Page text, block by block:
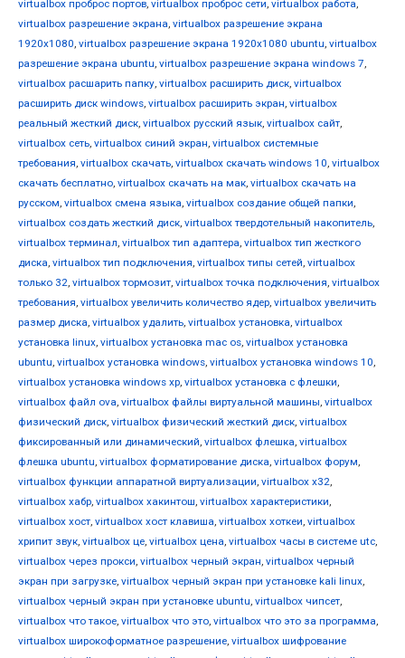
virtualbox проброс портов, virtualbox проброс сети, virtualbox работа,
virtualbox разрешение экрана, virtualbox разрешение экрана
1920x1080, virtualbox разрешение экрана 1920x1080 ubuntu, virtualbox
разрешение экрана ubuntu, virtualbox разрешение экрана windows 7,
virtualbox расшарить папку, virtualbox расширить диск, virtualbox
расширить диск windows, virtualbox расширить экран, virtualbox
реальный жесткий диск, virtualbox русский язык, virtualbox сайт,
virtualbox сеть, virtualbox синий экран, virtualbox системные
требования, virtualbox скачать, virtualbox скачать windows 10, virtualbox
скачать бесплатно, virtualbox скачать на мак, virtualbox скачать на
русском, virtualbox смена языка, virtualbox создание общей папки,
virtualbox создать жесткий диск, virtualbox твердотельный накопитель,
virtualbox терминал, virtualbox тип адаптера, virtualbox тип жесткого
диска, virtualbox тип подключения, virtualbox типы сетей, virtualbox
только 32, virtualbox тормозит, virtualbox точка подключения, virtualbox
требования, virtualbox увеличить количество ядер, virtualbox увеличить
размер диска, virtualbox удалить, virtualbox установка, virtualbox
установка linux, virtualbox установка mac os, virtualbox установка
ubuntu, virtualbox установка windows, virtualbox установка windows 10,
virtualbox установка windows xp, virtualbox установка с флешки,
virtualbox файл ova, virtualbox файлы виртуальной машины, virtualbox
физический диск, virtualbox физический жесткий диск, virtualbox
фиксированный или динамический, virtualbox флешка, virtualbox
флешка ubuntu, virtualbox форматирование диска, virtualbox форум,
virtualbox функции аппаратной виртуализации, virtualbox х32,
virtualbox хабр, virtualbox хакинтош, virtualbox характеристики,
virtualbox хост, virtualbox хост клавиша, virtualbox хоткеи, virtualbox
хрипит звук, virtualbox це, virtualbox цена, virtualbox часы в системе utc,
virtualbox через прокси, virtualbox черный экран, virtualbox черный
экран при загрузке, virtualbox черный экран при установке kali linux,
virtualbox черный экран при установке ubuntu, virtualbox чипсет,
virtualbox что такое, virtualbox что это, virtualbox что это за программа,
virtualbox широкоформатное разрешение, virtualbox шифрование